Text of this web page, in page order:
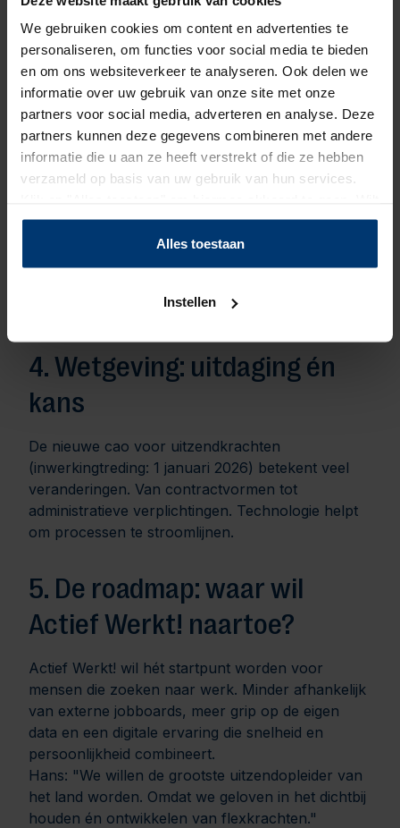
We gebruiken cookies om content en advertenties te
personaliseren, om functies voor social media te bieden
en om ons websiteverkeer te analyseren. Ook delen we
informatie over uw gebruik van onze site met onze
partners voor social media, adverteren en analyse. Deze
partners kunnen deze gegevens combineren met andere
informatie die u aan ze heeft verstrekt of die ze hebben
verzameld op basis van uw gebruik van hun services.
u liever geen cookies, klik dan op "instellen". Op onze
kunt u meer lezen over onze cookies.
Alles toestaan
Instellen
ontdekt voorkeuren en doet dan een voorstel dat
past."
3. Intercedent 2.0: meer
mens, minder administratie
Door automatisering kunnen intercedenten zich
Technologie neemt repeterende taken over en
creëert ruimte voor écht werk.
Hans:"Het werk van de intercedent is veel
ondersteuning en inzet van AI cruciaal."
4. Wetgeving: uitdaging én
kans
De nieuwe cao voor uitzendkrachten
(inwerkingtreding: 1 januari 2026) betekent veel
veranderingen. Van contractvormen tot
administratieve verplichtingen. Technologie helpt
om processen te stroomlijnen.
5. De roadmap: waar wil
Actief Werkt! naartoe?
Actief Werkt! wil hét startpunt worden voor
mensen die zoeken naar werk. Minder afhankelijk
van externe jobboards, meer grip op de eigen
data en een digitale ervaring die snelheid en
persoonlijkheid combineert.
Hans: "We willen de grootste uitzendopleider van
het land worden. Omdat we geloven in het dichtbij
houden én ontwikkelen van flexkrachten."